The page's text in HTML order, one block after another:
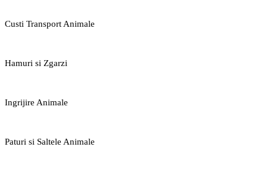
Custi Transport Animale
Hamuri si Zgarzi
Ingrijire Animale
Paturi si Saltele Animale